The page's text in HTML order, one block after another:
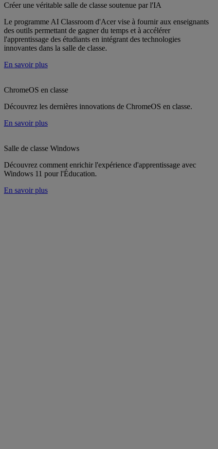
Créer une véritable salle de classe soutenue par l'IA
Le programme AI Classroom d'Acer vise à fournir aux enseignants
des outils permettant de gagner du temps et à accélérer
l'apprentissage des étudiants en intégrant des technologies
innovantes dans la salle de classe.
En savoir plus
ChromeOS en classe
Découvrez les dernières innovations de ChromeOS en classe.
En savoir plus
Salle de classe Windows
Découvrez comment enrichir l'expérience d'apprentissage avec
Windows 11 pour l'Éducation.
En savoir plus